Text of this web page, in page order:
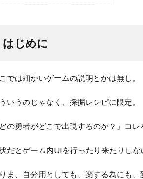
はじめに
では細かいゲームの説明とかは無し。
いうのじゃなく、採掘レシピに限定。
どの勇者がどこで出現するのか？」コ
だとゲーム内UIを行ったり来たりしな
ま、自分用としても、楽する為にも